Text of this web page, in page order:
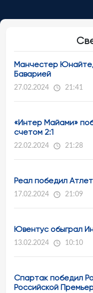
Манчестер
Баварией
27.02.2024 21:41
«Интер Майами»
счетом 2:1
22.02.2024 21:28
Реал победил
17.02.2024 21:09
Ювентус обыграл
13.02.2024 10:10
Спартак победил
Российской